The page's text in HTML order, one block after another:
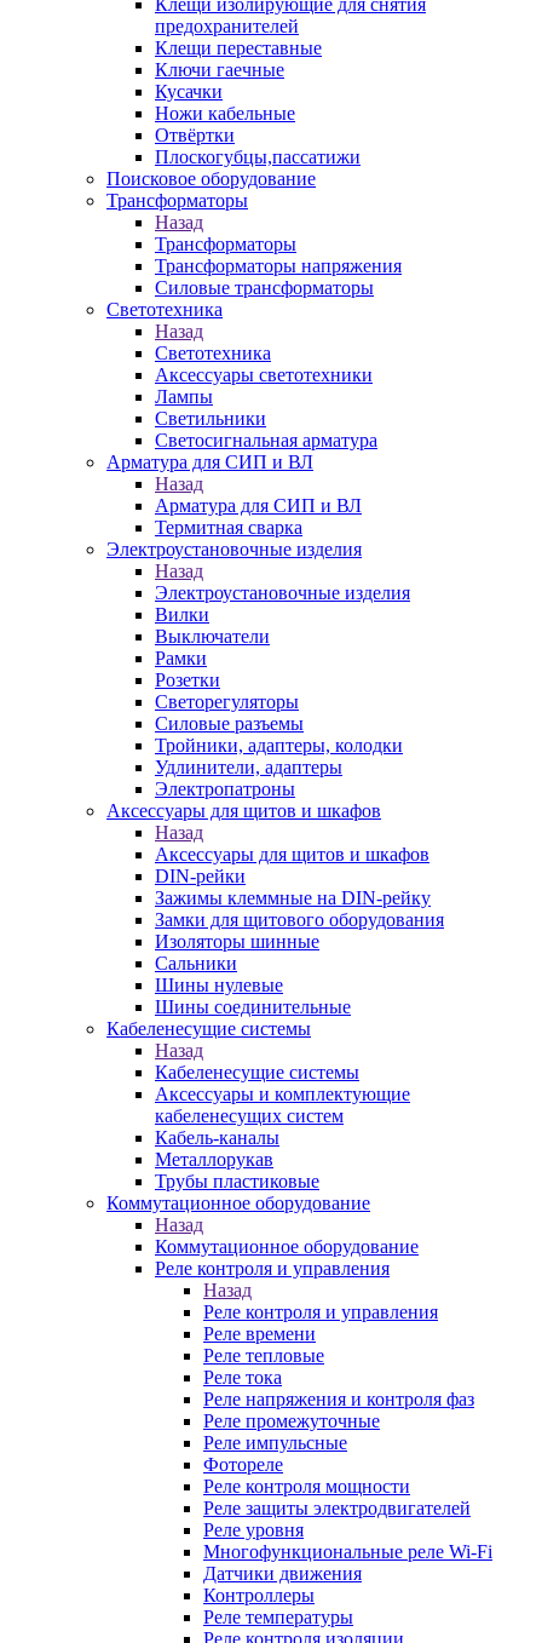
Клещи изолирующие для снятия
предохранителей
Клещи переставные
Ключи гаечные
Кусачки
Ножи кабельные
Отвёртки
Плоскогубцы,пассатижи
Поисковое оборудование
Трансформаторы
Назад
Трансформаторы
Трансформаторы напряжения
Силовые трансформаторы
Светотехника
Назад
Светотехника
Аксессуары светотехники
Лампы
Светильники
Светосигнальная арматура
Арматура для СИП и ВЛ
Назад
Арматура для СИП и ВЛ
Термитная сварка
Электроустановочные изделия
Назад
Электроустановочные изделия
Вилки
Выключатели
Рамки
Розетки
Светорегуляторы
Силовые разъемы
Тройники, адаптеры, колодки
Удлинители, адаптеры
Электропатроны
Аксессуары для щитов и шкафов
Назад
Аксессуары для щитов и шкафов
DIN-рейки
Зажимы клеммные на DIN-рейку
Замки для щитового оборудования
Изоляторы шинные
Сальники
Шины нулевые
Шины соединительные
Кабеленесущие системы
Назад
Кабеленесущие системы
Аксессуары и комплектующие
кабеленесущих систем
Кабель-каналы
Металлорукав
Трубы пластиковые
Коммутационное оборудование
Назад
Коммутационное оборудование
Реле контроля и управления
Назад
Реле контроля и управления
Реле времени
Реле тепловые
Реле тока
Реле напряжения и контроля фаз
Реле промежуточные
Реле импульсные
Фотореле
Реле контроля мощности
Реле защиты электродвигателей
Реле уровня
Многофункциональные реле Wi-Fi
Датчики движения
Контроллеры
Реле температуры
Реле контроля изоляции